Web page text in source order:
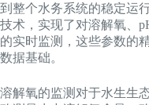
到整个水务系统的稳定运
技术，实现了对溶解氧、
的实时监测，这些参数的
数据基础。
溶解氧的监测对于水生生